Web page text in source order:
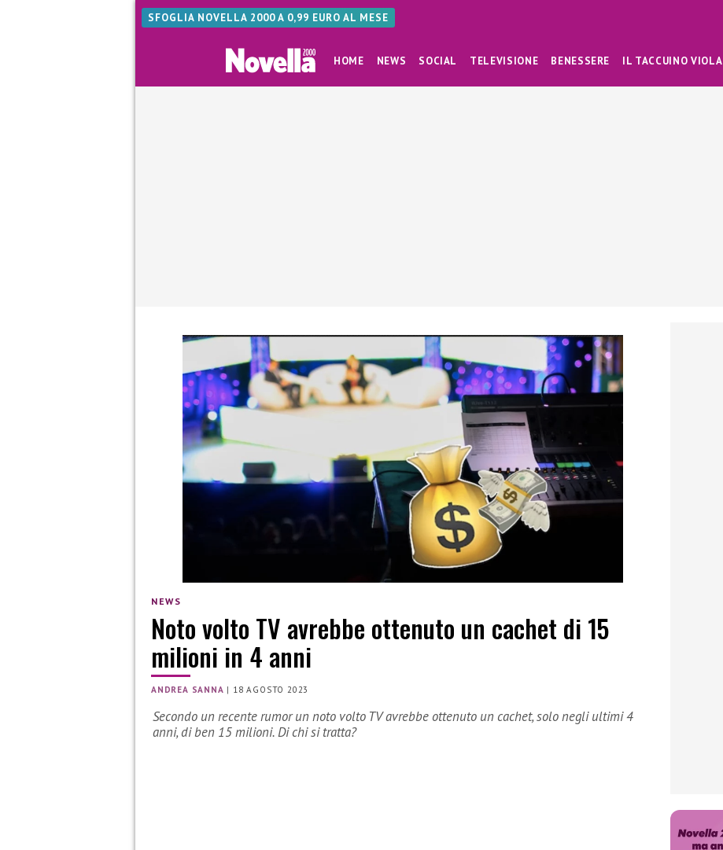
SFOGLIA NOVELLA 2000 A 0,99 EURO AL MESE
HOME NEWS SOCIAL TELEVISIONE BENESSERE IL TACCUINO VIOLA
NEWS
Noto volto TV avrebbe ottenuto un cachet di 15
milioni in 4 anni
ANDREA SANNA | 18 AGOSTO 2023
Secondo un recente rumor un noto volto TV avrebbe ottenuto un cachet, solo negli ultimi 4
anni, di ben 15 milioni. Di chi si tratta?